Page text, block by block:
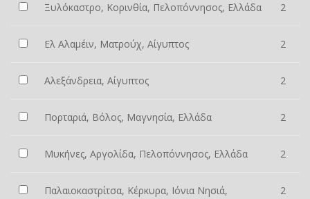
Ξυλόκαστρο, Κορινθία, Πελοπόννησος, Ελλάδα 2
Ελ Αλαμέιν, Ματρούχ, Αίγυπτος 2
Αλεξάνδρεια, Αίγυπτος 2
Πορταριά, Βόλος, Μαγνησία, Ελλάδα 2
Μυκήνες, Αργολίδα, Πελοπόννησος, Ελλάδα 2
Παλαιοκαστρίτσα, Κέρκυρα, Ιόνια Νησιά, 2